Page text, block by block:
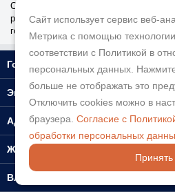
С аукционной документацией и
размещения НТО) можно
города Новошахтинска
Город
Экономика
Административные регламенты
Жителю
Власть
Сайт использует сервис веб-
Метрика с помощью
соответствии с Политикой в
персональных данных.
больше не отображать это
Отключить cookies можно в
браузера.Cогласие c
обработки персональных
Принять